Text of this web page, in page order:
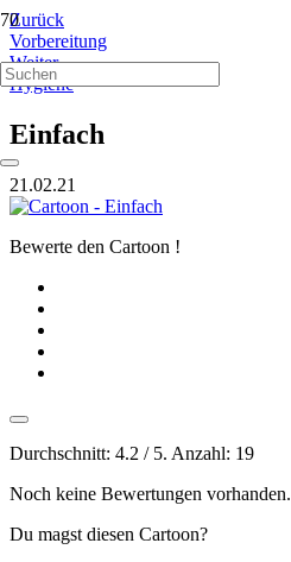
Zurück
Vorbereitung
Weiter
Hygiene
Einfach
21.02.21
Bewerte den Cartoon !
Durchschnitt: 4.2 / 5. Anzahl: 19
Noch keine Bewertungen vorhanden.
Du magst diesen Cartoon?